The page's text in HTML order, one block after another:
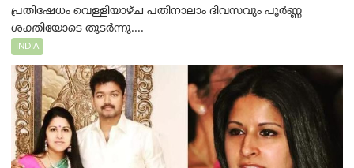
പ്രതിഷേധം വെള്ളിയാഴ്ച പതിനാലാം ദിവസവും പൂർണ്ണ
ശക്തിയോടെ തുടർന്നു....
INDIA